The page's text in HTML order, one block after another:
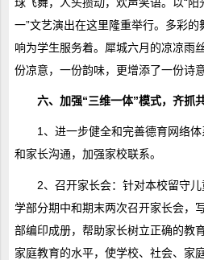
一”文艺演出在这里隆重举行。多彩
响为学生服务着。犀城六月的凉凉雨
份凉意，一份韵味，更增添了一份诗
六、加强“三维一体”模式，齐抓
1、进一步健全和完善德育网络
和家长沟通，加强家校联系。
2、召开家长会：针对本校留守儿
学部分期中和期末两次召开家长会，
部编印成册，帮助家长树立正确的教
家庭教育的水平，使学校、社会、家